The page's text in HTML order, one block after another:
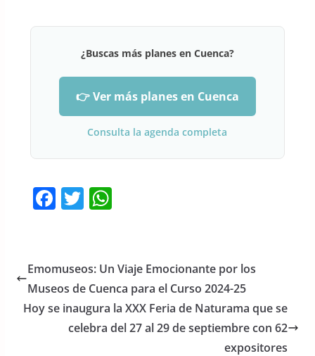
¿Buscas más planes en Cuenca?
👉 Ver más planes en Cuenca
Consulta la agenda completa
F
e
b
o
o
T
er
W
s
A
p
p
Emomuseos: Un Viaje Emocionante por los
Museos de Cuenca para el Curso 2024-25
Hoy se inaugura la XXX Feria de Naturama que se
celebra del 27 al 29 de septiembre con 62
expositores